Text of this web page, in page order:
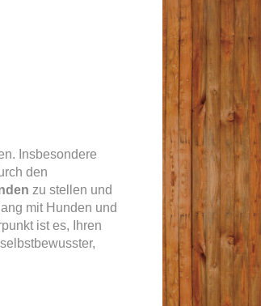
Insbesondere
den
zu stellen und
mit Hunden und
ist es, Ihren